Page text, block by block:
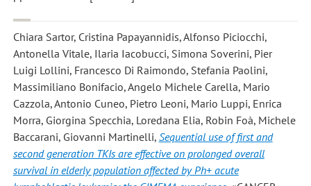
Chiara Sartor, Cristina Papayannidis, Alfonso Piciocchi,
Antonella Vitale, Ilaria Iacobucci, Simona Soverini, Pier
Luigi Lollini, Francesco Di Raimondo, Stefania Paolini,
Massimiliano Bonifacio, Angelo Michele Carella, Mario
Cazzola, Antonio Cuneo, Pietro Leoni, Mario Luppi, Enrica
Morra, Giorgina Specchia, Loredana Elia, Robin Foà, Michele
Baccarani, Giovanni Martinelli, Sequential use of first and
second generation TKIs are effective on prolonged overall
survival in elderly population affected by Ph+ acute